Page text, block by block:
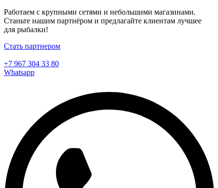
Работаем с крупными сетями и небольшими магазинами.
Станьте нашим партнёром и предлагайте клиентам лучшее
для рыбалки!
Стать партнером
+7 967 304 33 80
Whatsapp